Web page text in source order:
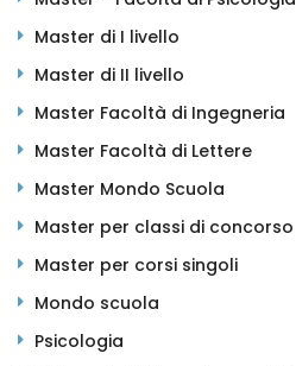
Master di I livello
Master di II livello
Master Facoltà di Ingegneria
Master Facoltà di Lettere
Master Mondo Scuola
Master per classi di concorso
Master per corsi singoli
Mondo scuola
Psicologia